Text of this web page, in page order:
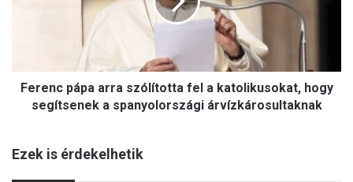
segítsenek
spanyolországi
Ferenc pápa arra szólította fel a katolikusokat, hogy
segítsenek a spanyolországi árvízkárosultaknak
Ezek is érdekelhetik